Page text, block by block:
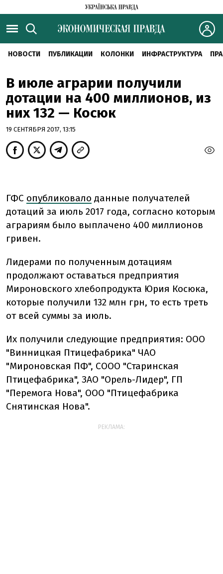
НОВОСТИ ПУБЛИКАЦИИ КОЛОНКИ ИНФРАСТРУКТУРА
В июле аграрии получили
дотации на 400 миллионов, из
них 132 — Косюк
19 СЕНТЯБРЯ 2017, 13:15
ГФС опубликовало данные получателей
дотаций за июль 2017 года, согласно которым
аграриям было выплачено 400 миллионов
гривен.
Лидерами по полученным дотациям
продолжают оставаться предприятия
Мироновского хлебопродукта Юрия Косюка,
которые получили 132 млн грн, то есть треть
от всей суммы за июль.
Их получили следующие предприятия: ООО
"Винницкая Птицефабрика" ЧАО
"Мироновская ПФ", СООО "Старинская
Птицефабрика", ЗАО "Орель-Лидер", ГП
"Перемога Нова", ООО "Птицефабрика
Снятинская Нова".
РЕКЛАМА: